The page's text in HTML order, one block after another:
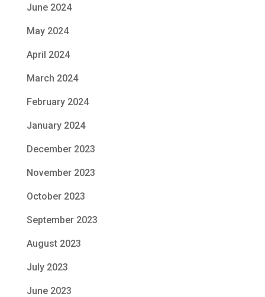
June 2024
May 2024
April 2024
March 2024
February 2024
January 2024
December 2023
November 2023
October 2023
September 2023
August 2023
July 2023
June 2023